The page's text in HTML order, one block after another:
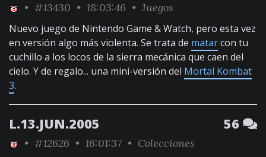
• #13430 • 18:03:46 • Juegos
Nuevo juego de Nintendo Game & Watch, pero esta vez
en versión algo más violenta. Se trata de matarcon tu
cuchillo a los locos de la sierra mecánica que caen del
cielo. Y de regalo... una mini-versión del Mortal Kombat
3.
L.13.JUN.2005 56
• #12626 • 16:01:37 • Colecciones